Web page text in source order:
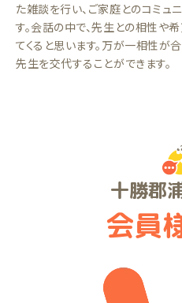
た雑談を行い、ご家庭とのコミュ
す。会話の中で、先生との相性や
てくると思います。万が一相性が
先生を交代することができます。
十勝郡
会員